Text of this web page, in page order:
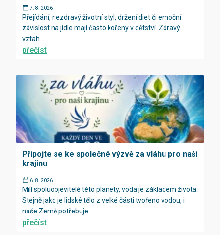
7. 8. 2026
Přejídání, nezdravý životní styl, držení diet či emoční
závislost na jídle mají často kořeny v dětství. Zdravý
vztah...
přečíst
Připojte se ke společné výzvě za vláhu pro naši
krajinu
6. 8. 2026
Milí spoluobjevitelé této planety, voda je základem života.
Stejně jako je lidské tělo z velké části tvořeno vodou, i
naše Země potřebuje...
přečíst